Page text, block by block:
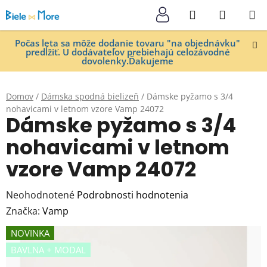
na
obsah
Počas leta sa môže dodanie tovaru "na objednávku"
predĺžiť. U dodávateľov prebiehajú celozávodné
dovolenky.Ďakujeme
Hľadať
KOŠÍK
Domov / Dámska spodná bielizeň / Dámske pyžamo s 3/4
nohavicami v letnom vzore Vamp 24072
Dámske pyžamo s 3/4
nohavicami v letnom
vzore Vamp 24072
Priemerné
hodnotenie
produktu
je
0,0
Neohodnotené Podrobnosti hodnotenia
Značka: Vamp
NOVINKA
BAVLNA + MODAL